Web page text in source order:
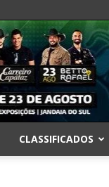
CLASSIFICADOS